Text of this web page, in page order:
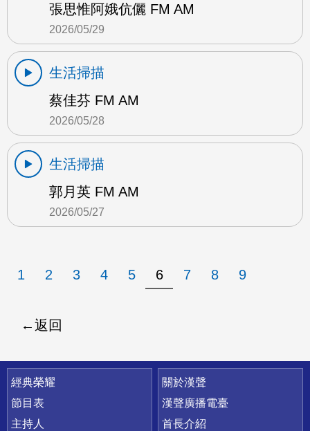
張思惟阿娥伉儷 FM AM
2026/05/29
生活掃描
蔡佳芬 FM AM
2026/05/28
生活掃描
郭月英 FM AM
2026/05/27
1 2 3 4 5 6 7 8 9
返回
快速連結
經典榮耀
節目表
主持人
關於漢聲
漢聲廣播電臺
首長介紹